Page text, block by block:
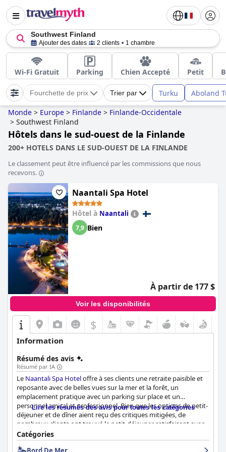
Southwest Finland
Ajouter des dates 2 clients 1 chambre
Wi-Fi Gratuit Parking Chien Accepté Petit
Fourchette de prix Trier par Turku Aboland
Monde > Europe > Finlande > Finlande-Occidentale
> Southwest Finland
Hôtels dans le sud-ouest de la Finlande
200+ HOTELS DANS LE SUD-OUEST DE LA FINLANDE
Le classement peut être influencé par les commissions que nous
recevons.
Naantali Spa Hotel
Hôtel à Naantali
7,9 Bien
À partir de 177 $
Voir les disponibilités
$
Information
Résumé des avis
Résumé par IA
Le Naantali Spa Hoteloffre à ses clients une retraite paisible et
reposante avec de belles vues sur la mer et la forêt, un
emplacement pratique avec un parking sur place et un
personnel amical et professionnel. Bien que les options de petit-
déjeuner et de dîner aient reçu des critiques mitigées, de
nombreux clients ont trouvé le petit-déjeuner satisfaisant avec
une bonne sélection d'articles au buffet et certains ont apprécié
les repas dans certains restaurants. Les logements variaient des
Lire les résumés des avis pour toutes les catégories
Catégories